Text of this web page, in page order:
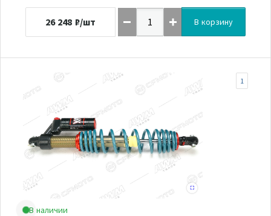
26 248 ₽/шт В корзину
В наличии
1